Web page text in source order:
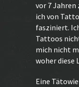
vor 7 Jahren
ich von
fasziniert.
Tattoos
mich nicht
woher diese
Eine